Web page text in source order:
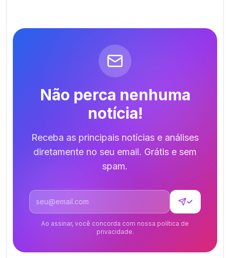
Não perca nenhuma
notícia!
Receba as principais notícias e análises
diretamente no seu email. Grátis e sem
spam.
Endereço de email
✓
Ao assinar, você concorda com nossa política de
privacidade.